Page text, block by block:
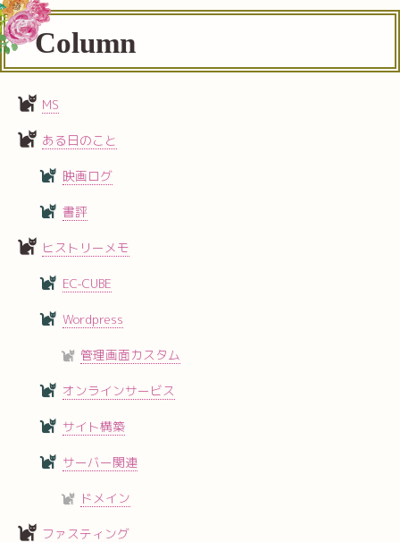
Column
MS
ある日のこと
映画ログ
書評
ヒストリーメモ
EC-CUBE
Wordpress
管理画面カスタム
オンラインサービス
サイト構築
サーバー関連
ドメイン
ファスティング